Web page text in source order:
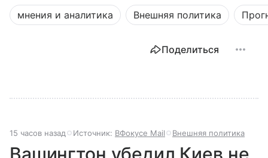
мнения и аналитика Внешняя политика
Поделиться
15 часов назад Источник: ВФокусе Mail Внешняя политика